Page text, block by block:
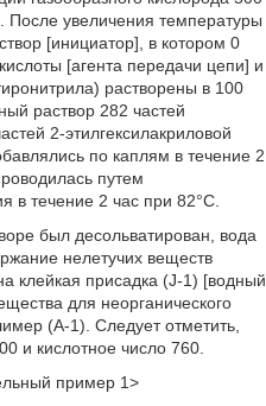
увеличения температуры
[инициатор], в котором 0
[агента передачи цепи] и
растворены в 100
раствор 282 частей
2-этилгексилакриловой
по каплям в течение 2
путем
в течение 2 час при 82°C.
был десольватирован, вода
нелетучих веществ
клейкая присадка (J-1) [водный
для неорганического
(A-1). Следует отметить,
и кислотное число 760.
пример 1>